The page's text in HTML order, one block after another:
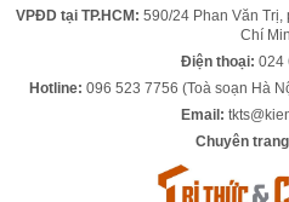
VPĐD tại TP.HCM: 590/24 Phan Văn
Chí
Điện thoại: 024
Hotline: 096 523 7756 (Toà soạn Hà
Email:
Chuyên